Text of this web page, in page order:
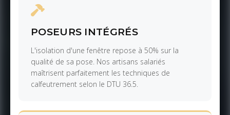
POSEURS INTÉGRÉS
L'isolation d'une fenêtre repose à 50% sur la
qualité de sa pose. Nos artisans salariés
maîtrisent parfaitement les techniques de
calfeutrement selon le DTU 36.5.